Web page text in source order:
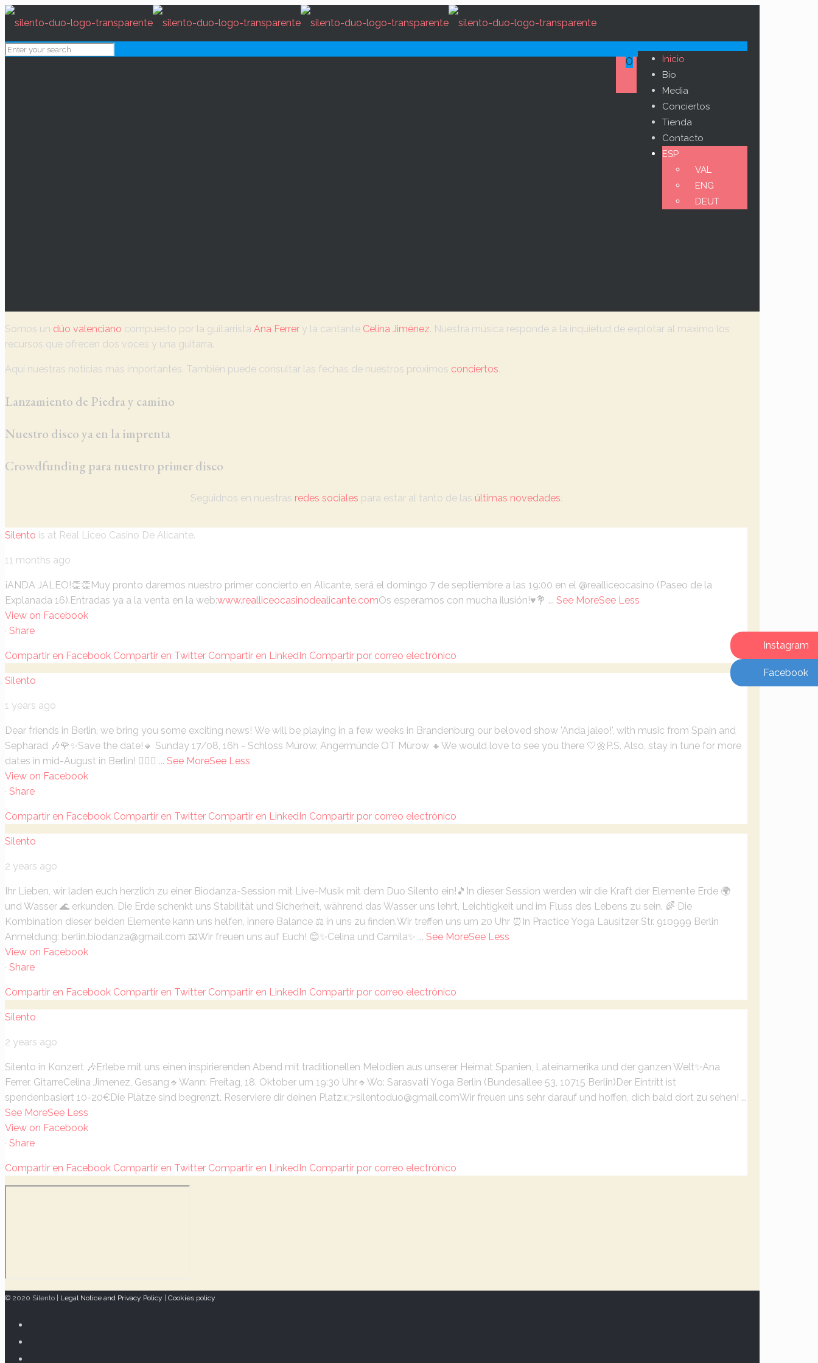
Inicio
Bio
Media
Conciertos
Tienda
Contacto
ESP
VAL
ENG
DEUT
0
Somos un dúo valenciano compuesto por la guitarrista Ana Ferrer y la cantante Celina Jiménez. Nuestra música responde a la inquietud de explotar al máximo los
recursos que ofrecen dos voces y una guitarra.
Aquí nuestras noticias más importantes. También puede consultar las fechas de nuestros próximos conciertos.
Lanzamiento de Piedra y camino
Nuestro disco ya en la imprenta
Crowdfunding para nuestro primer disco
Seguidnos en nuestras redes sociales para estar al tanto de las últimas novedades.
Silento is at Real Liceo Casino De Alicante.
11 months ago
¡ANDA JALEO!👏👏Muy pronto daremos nuestro primer concierto en Alicante, será el domingo 7 de septiembre a las 19:00 en el @realliceocasino (Paseo de la
Explanada 16).Entradas ya a la venta en la web:www.realliceocasinodealicante.comOs esperamos con mucha ilusión!♥️💐 ... See MoreSee Less
View on Facebook
· Share
Compartir en Facebook Compartir en Twitter Compartir en LinkedIn Compartir por correo electrónico
Silento
1 years ago
Dear friends in Berlin, we bring you some exciting news! We will be playing in a few weeks in Brandenburg our beloved show 'Anda jaleo!', with music from Spain and
Sepharad 🎶🌹✨Save the date! 🔸 Sunday 17/08, 16h - Schloss Mürow, Angermünde OT Mürow 🔸 We would love to see you there 🤍🌼 P.S. Also, stay in tune for more
dates in mid-August in Berlin! 🕵️‍♀️😍 ... See MoreSee Less
View on Facebook
· Share
Compartir en Facebook Compartir en Twitter Compartir en LinkedIn Compartir por correo electrónico
Silento
2 years ago
Ihr Lieben, wir laden euch herzlich zu einer Biodanza-Session mit Live-Musik mit dem Duo Silento ein!🎵 In dieser Session werden wir die Kraft der Elemente Erde 🌍
und Wasser 🌊 erkunden. Die Erde schenkt uns Stabilität und Sicherheit, während das Wasser uns lehrt, Leichtigkeit und im Fluss des Lebens zu sein. 🌈 Die
Kombination dieser beiden Elemente kann uns helfen, innere Balance ⚖️ in uns zu finden.Wir treffen uns um 20 Uhr ⏰ In Practice Yoga Lausitzer Str. 910999 Berlin
Anmeldung: berlin.biodanza@gmail.com 📧Wir freuen uns auf Euch! 😊✨Celina und Camila✨ ... See MoreSee Less
View on Facebook
· Share
Compartir en Facebook Compartir en Twitter Compartir en LinkedIn Compartir por correo electrónico
Silento
2 years ago
Silento in Konzert 🎶Erlebe mit uns einen inspirierenden Abend mit traditionellen Melodien aus unserer Heimat Spanien, Lateinamerika und der ganzen Welt✨Ana
Ferrer, GitarreCelina Jimenez, Gesang 🔹Wann: Freitag, 18. Oktober um 19:30 Uhr🔹Wo: Sarasvati Yoga Berlin (Bundesallee 53, 10715 Berlin)Der Eintritt ist
spendenbasiert 10-20€Die Plätze sind begrenzt. Reserviere dir deinen Platz:👉silentoduo@gmail.comWir freuen uns sehr darauf und hoffen, dich bald dort zu sehen! ...
See MoreSee Less
View on Facebook
· Share
Compartir en Facebook Compartir en Twitter Compartir en LinkedIn Compartir por correo electrónico
© 2020 Silento | Legal Notice and Privacy Policy | Cookies policy
Instagram
Facebook